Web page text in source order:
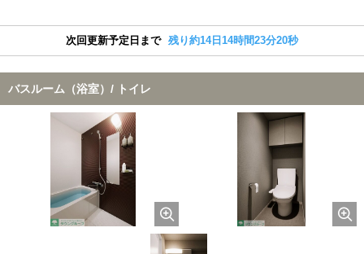
次回更新予定日まで 残り約14日14時間23分19秒
バスルーム（浴室）/ トイレ